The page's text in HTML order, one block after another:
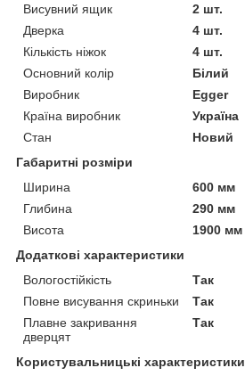
Висувний ящик
2 шт.
Дверка
4 шт.
Кількість ніжок
4 шт.
Основний колір
Білий
Виробник
Egger
Країна виробник
Україна
Стан
Новий
Габаритні розміри
Ширина
600 мм
Глибина
290 мм
Висота
1900 мм
Додаткові характеристики
Вологостійкість
Так
Повне висування скриньки
Так
Плавне закривання
дверцят
Так
Користувальницькі характеристики